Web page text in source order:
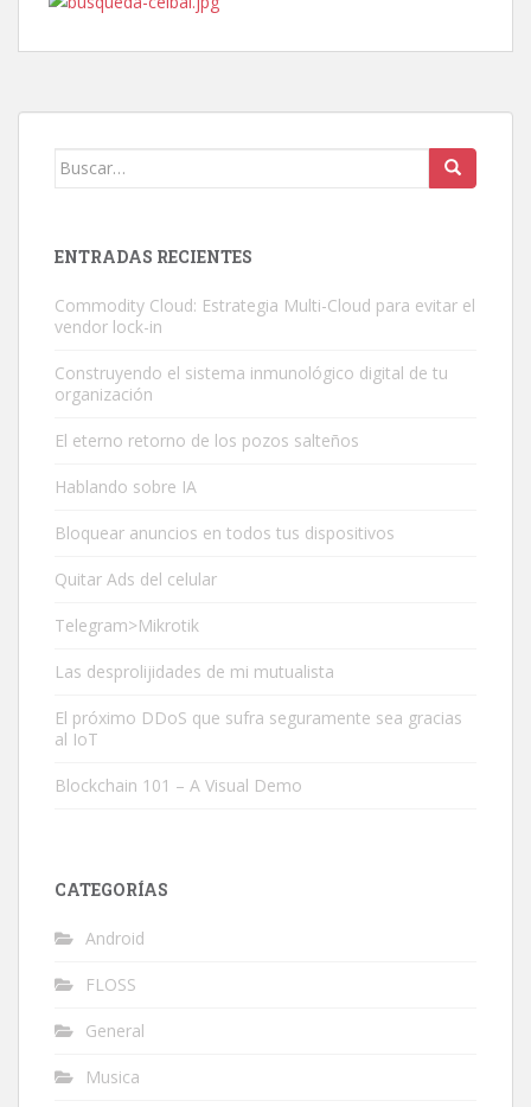
Buscar:
ENTRADAS RECIENTES
Commodity Cloud: Estrategia Multi-Cloud para evitar el
vendor lock-in
Construyendo el sistema inmunológico digital de tu
organización
El eterno retorno de los pozos salteños
Hablando sobre IA
Bloquear anuncios en todos tus dispositivos
Quitar Ads del celular
Telegram>Mikrotik
Las desprolijidades de mi mutualista
El próximo DDoS que sufra seguramente sea gracias
al IoT
Blockchain 101 – A Visual Demo
CATEGORÍAS
Android
FLOSS
General
Musica